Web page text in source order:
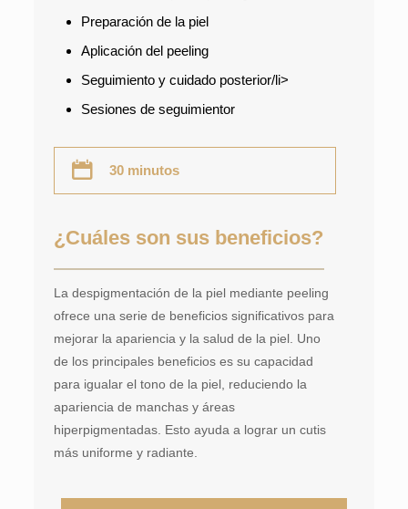
Preparación de la piel
Aplicación del peeling
Seguimiento y cuidado posterior/li>
Sesiones de seguimientor
30 minutos
¿Cuáles son sus beneficios?
La despigmentación de la piel mediante peeling
ofrece una serie de beneficios significativos para
mejorar la apariencia y la salud de la piel. Uno
de los principales beneficios es su capacidad
para igualar el tono de la piel, reduciendo la
apariencia de manchas y áreas
hiperpigmentadas. Esto ayuda a lograr un cutis
más uniforme y radiante.